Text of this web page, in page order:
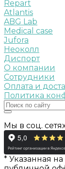
Repart
Atlantis
ABG Lab
Medical case
Jufora
Неоколл
Диспорт
О компании
Сотрудники
Оплата и
Политика
Мы в соц.
* Указанная